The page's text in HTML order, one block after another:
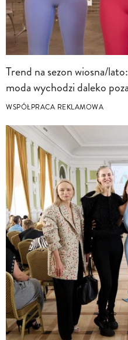
Trend na sezon wiosna/
moda wychodzi daleko
WSPÓŁPRACA REKLAMOWA